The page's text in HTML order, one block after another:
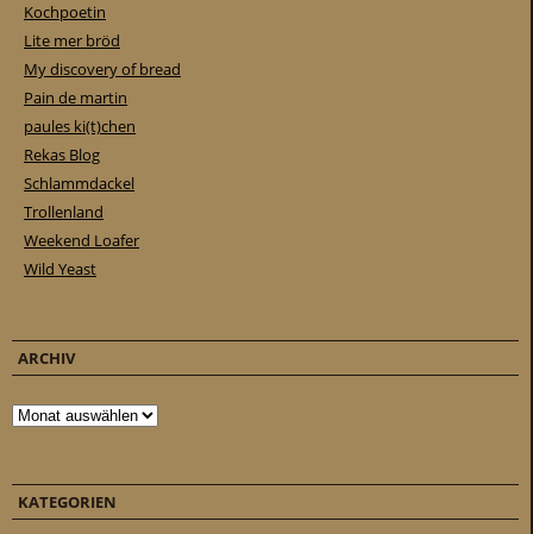
Kochpoetin
Lite mer bröd
My discovery of bread
Pain de martin
paules ki(t)chen
Rekas Blog
Schlammdackel
Trollenland
Weekend Loafer
Wild Yeast
ARCHIV
Archiv
KATEGORIEN